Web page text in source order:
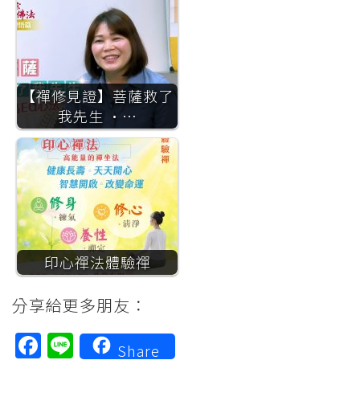
【禪修見證】菩薩救了
我先生 ·…
印心禪法體驗禪
分享給更多朋友：
Facebook
LineShare